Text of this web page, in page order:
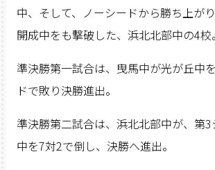
中、そして、ノーシードから勝ち上が
開成中をも撃破した、浜北北部中の4校。
準決勝第一試合は、曳馬中が光が丘中
ドで敗り決勝進出。
準決勝第二試合は、浜北北部中が、第
中を7対2で倒し、決勝へ進出。